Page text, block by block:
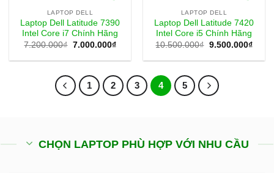
LAPTOP DELL
Laptop Dell Latitude 7390
Intel Core i7 Chính Hãng
7.200.000₫ Giá
là:
7.000.000₫Giá
tại
7.000.000₫.
LAPTOP DELL
Laptop Dell Latitude 7420
Intel Core i5 Chính Hãng
10.500.000₫ Giá
là:
9.500.000₫Giá
tại
1 2 3 4 5
CHỌN LAPTOP PHÙ HỢP VỚI NHU CẦU